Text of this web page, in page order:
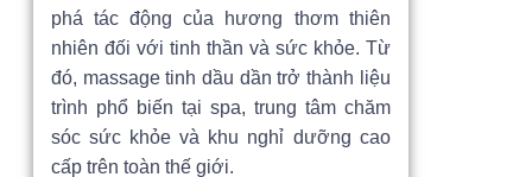
phá tác động của hương thơm thiên
nhiên đối với tinh thần và sức khỏe. Từ
đó, massage tinh dầu dần trở thành liệu
trình phổ biến tại spa, trung tâm chăm
sóc sức khỏe và khu nghỉ dưỡng cao
cấp trên toàn thế giới.